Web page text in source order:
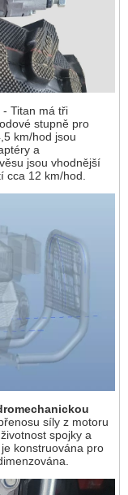
Titan má tři
stupně pro
km/hod jsou
a
jsou vhodnější
cca 12 km/hod.
síly z motoru
spojky a
konstruována pro